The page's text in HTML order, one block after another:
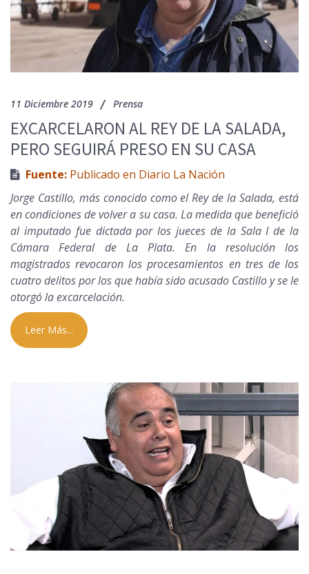
11 Diciembre 2019 Prensa
EXCARCELARON AL REY DE LA SALADA,
PERO SEGUIRÁ PRESO EN SU CASA
Fuente: Publicado en Diario La Nación
Jorge Castillo, más conocido como el Rey de la Salada, está
en condiciones de volver a su casa. La medida que benefició
al imputado fue dictada por los jueces de la Sala I de la
Cámara Federal de La Plata. En la resolución los
magistrados revocaron los procesamientos en tres de los
cuatro delitos por los que había sido acusado Castillo y se le
otorgó la excarcelación.
Leer Más...